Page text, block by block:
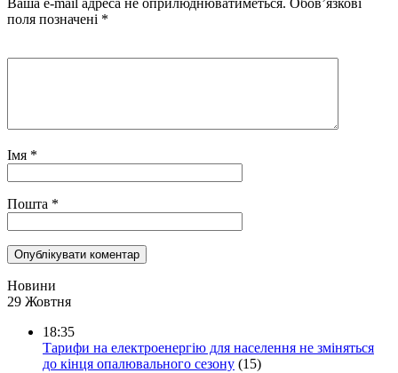
Ваша e-mail адреса не оприлюднюватиметься. Обов’язкові
поля позначені *
Імя *
Пошта *
Новини
29 Жовтня
18:35
Тарифи на електроенергію для населення не зміняться
до кінця опалювального сезону (15)